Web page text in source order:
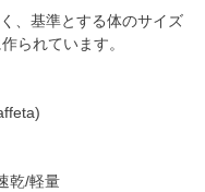
、基準とする体のサイズ
られています。
乾/軽量